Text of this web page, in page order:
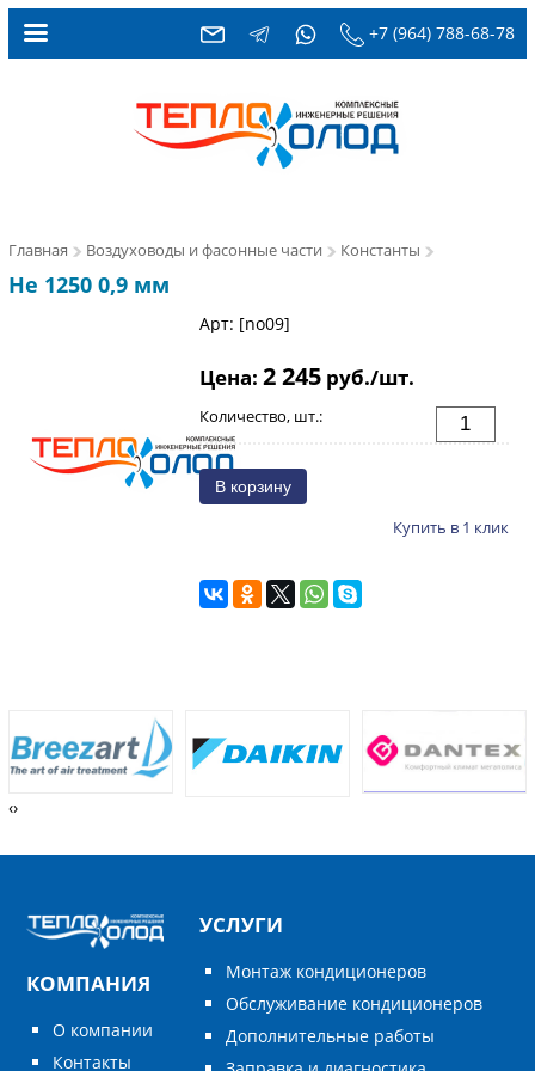
+7 (964) 788-68-78
Главная Воздуховоды и фасонные части Константы
Не 1250 0,9 мм
Арт: [no09]
Цена: 2 245руб./шт.
Количество, шт.:
Купить в 1 клик
‹›
КОМПАНИЯ
О компании
Контакты
УСЛУГИ
Монтаж кондиционеров
Обслуживание кондиционеров
Дополнительные работы